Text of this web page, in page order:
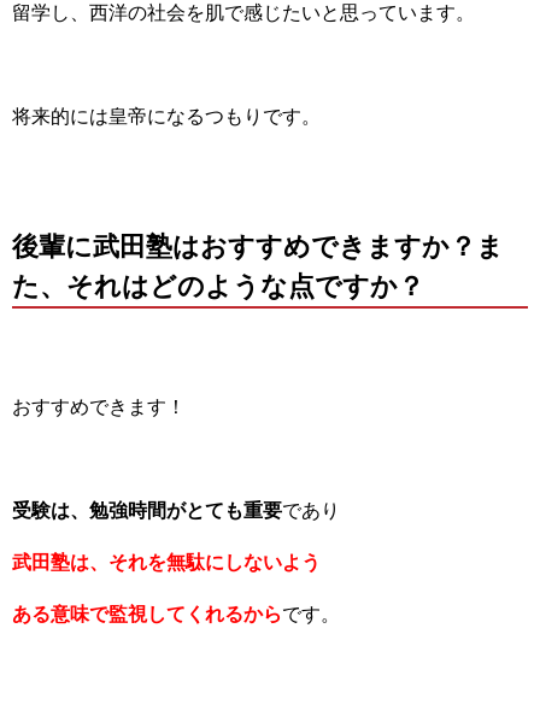
留学し、西洋の社会を肌で感じたいと思っています。
将来的には皇帝になるつもりです。
後輩に武田塾はおすすめできますか？ま
た、それはどのような点ですか？
おすすめできます！
受験は、勉強時間がとても重要であり
武田塾は、それを無駄にしないよう
ある意味で監視してくれるからです。